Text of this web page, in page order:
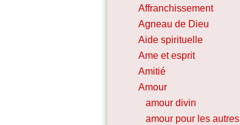
Affranchissement
Agneau de Dieu
Aide spirituelle
Ame et esprit
Amitié
Amour
amour divin
amour pour les autres